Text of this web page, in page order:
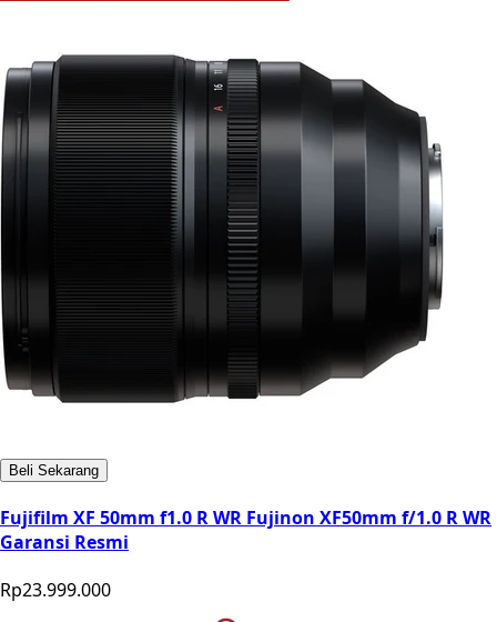
Beli Sekarang
Fujifilm XF 50mm f1.0 R WR Fujinon XF50mm f/1.0 R WR
Garansi Resmi
Rp23.999.000